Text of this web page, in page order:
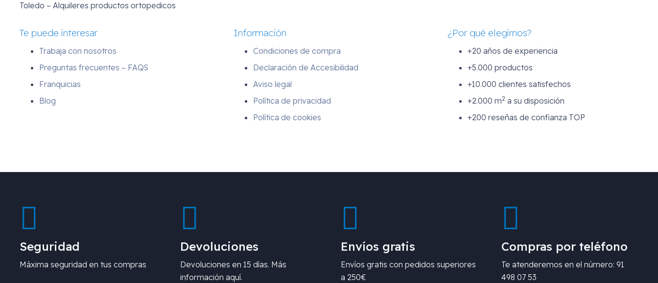
Toledo – Alquileres productos ortopedicos
Te puede interesar
Trabaja con nosotros
Preguntas frecuentes – FAQS
Franquicias
Blog
Información
Condiciones de compra
Declaración de Accesibilidad
Aviso legal
Política de privacidad
Política de cookies
¿Por qué elegirnos?
+20 años de experiencia
+5.000 productos
+10.000 clientes satisfechos
+2.000 m2 a su disposición
+200 reseñas de confianza TOP
Seguridad
Máxima seguridad en tus compras
Devoluciones
Devoluciones en 15 días. Más
información aquí.
Envíos gratis
Envíos gratis con pedidos superiores
a 250€
Compras por teléfono
Te atenderemos en el número: 91
498 07 53